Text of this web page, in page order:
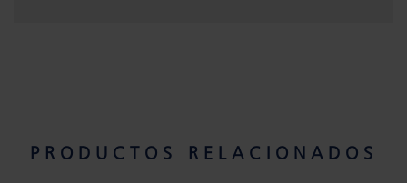
PRODUCTOS RELACIONADOS